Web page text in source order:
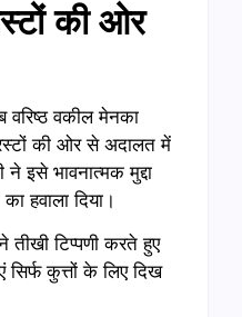
की ओर
वकील मेनका
की ओर से अदालत में
इसे भावनात्मक मुद्दा
हवाला दिया।
तीखी टिप्पणी करते हुए
कुत्तों के लिए दिख